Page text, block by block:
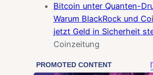
Bitcoin unter Quanten-
Warum BlackRock und
jetzt Geld in Sicherheit
Coinzeitung